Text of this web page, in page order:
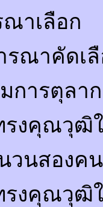
าเลือก
รณาคัดเ
การตุลา
รงคุณวุฒิ
วนสองค
รงคุณวุฒิ